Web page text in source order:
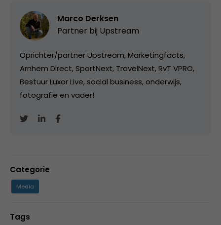
Marco Derksen
Partner bij Upstream
Oprichter/partner Upstream, Marketingfacts,
Arnhem Direct, SportNext, TravelNext, RvT VPRO,
Bestuur Luxor Live, social business, onderwijs,
fotografie en vader!
Categorie
Media
Tags